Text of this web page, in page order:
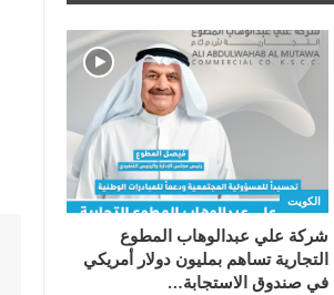
الكويت
شركة علي عبدالوهاب المطوع
التجارية تساهم بمليون دولار أمريكي
في صندوق الاستجابة…